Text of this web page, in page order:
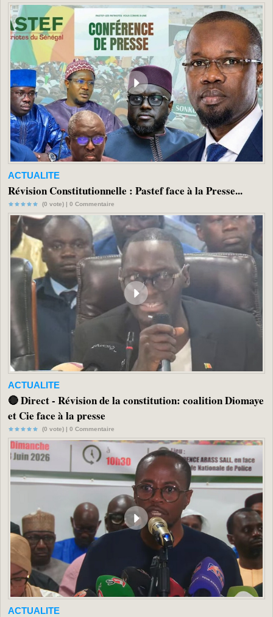
ACTUALITE
Révision Constitutionnelle : Pastef face à la Presse...
(0 vote) | 0 Commentaire
ACTUALITE
🔴 Direct - Révision de la constitution: coalition Diomaye
et Cie face à la presse
(0 vote) | 0 Commentaire
ACTUALITE